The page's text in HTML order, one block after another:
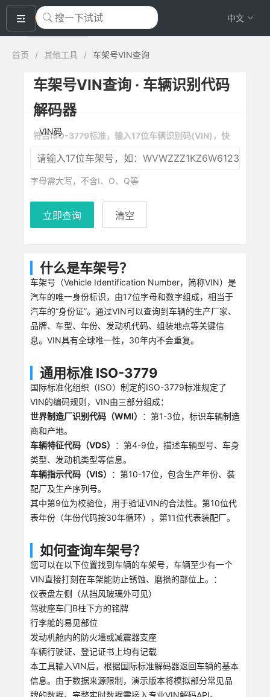
okeyTool 中文
首页 / 其他工具 / 车架号VIN查询
车架号VIN查询 · 车辆识别代码
解码器
符合ISO-3779标准，输入17位车辆识别码(VIN)，快
速获取品牌、型号、年份、产地等信息
VIN码
字母需大写，不含I、O、Q等
立即查询 清空
什么是车架号？
车架号（Vehicle Identification Number，简称VIN）是
汽车的唯一身份标识，由17位字母和数字组成，相当于
汽车的“身份证”。通过VIN可以查询到车辆的生产厂家、
品牌、车型、年份、发动机代码、组装地点等关键信
息。VIN具有全球唯一性，30年内不会重复。
通用标准 ISO-3779
国际标准化组织（ISO）制定的ISO-3779标准规定了
VIN的编码规则，VIN由三部分组成：
世界制造厂识别代码（WMI）
：第1-3位，标识车辆制造
商和产地。
车辆特征代码（VDS）
：第4-9位，描述车辆型号、车身
类型、发动机类型等信息。
车辆指示代码（VIS）
：第10-17位，包含生产年份、装
配厂及生产序列号。
其中第9位为校验位，用于验证VIN的合法性。第10位代
表年份（年份代码按30年循环），第11位代表装配厂。
如何查询车架号？
您可以在以下位置找到车辆的车架号，车辆至少有一个
VIN直接打刻在车架能防止锈蚀、磨损的部位上。：
仪表盘左侧（从挡风玻璃外可见）
驾驶座车门B柱下方的铭牌
行李舱的易见部位
发动机舱内的防火墙或减震器支座
车辆行驶证、登记证书上均有记载
本工具输入VIN后，根据国际标准解码器返回车辆的基本
信息。由于数据来源限制，演示版本将模拟部分常见品
牌的数据。完整实时数据需接入专业VIN解码API。